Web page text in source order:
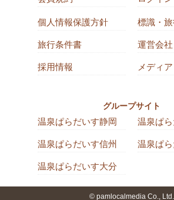
個人情報保護方針 標識・
旅行条件書 運営会社
採用情報 メディ
グループサイト
温泉ぱらだいす静岡 温泉ぱ
温泉ぱらだいす信州 温泉ぱ
温泉ぱらだいす大分
© pamlocalmedia Co., Ltd.